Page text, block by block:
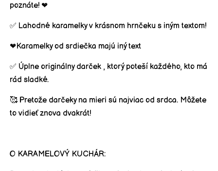
poznáte! ❤️
✅ Lahodné karamelky v krásnom hrnčeku s iným textom!
❤️Karamelky od srdiečka majú iný text
✅ Úplne originálny darček , ktorý poteší každého, kto má
rád sladké.
🥰 Pretože darčeky na mieri sú najviac od srdca. Môžete
to vidieť znova dvakrát!
O KARAMELOVÝ KUCHÁR: